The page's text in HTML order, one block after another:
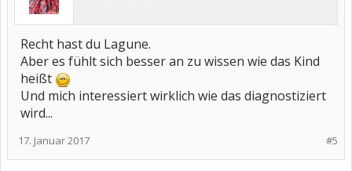
Recht hast du Lagune.
Aber es fühlt sich besser an zu wissen wie das Kind
heißt
Und mich interessiert wirklich wie das diagnostiziert
wird...
#5
17. Januar 2017